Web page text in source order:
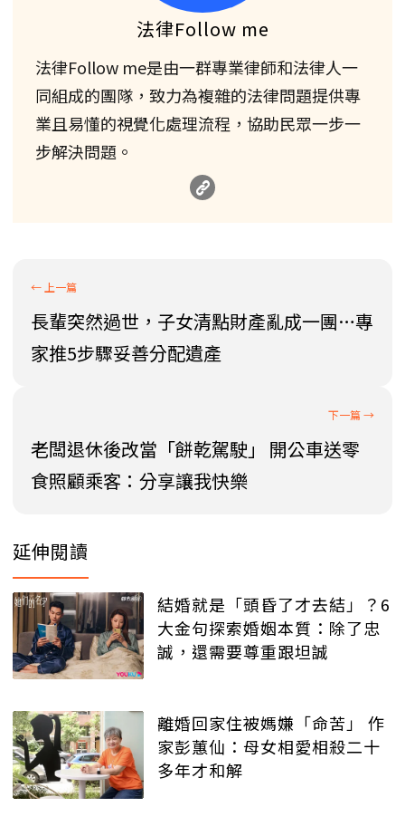
法律Follow me
法律Follow me是由一群專業律師和法律人一
同組成的團隊，致力為複雜的法律問題提供專
業且易懂的視覺化處理流程，協助民眾一步一
步解決問題。
長輩突然過世，子女清點財產亂成一團…專
家推5步驟妥善分配遺產
老闆退休後改當「餅乾駕駛」 開公車送零
食照顧乘客：分享讓我快樂
延伸閱讀
結婚就是「頭昏了才去結」？6
大金句探索婚姻本質：除了忠
誠，還需要尊重跟坦誠
離婚回家住被媽嫌「命苦」 作
家彭蕙仙：母女相愛相殺二十
多年才和解